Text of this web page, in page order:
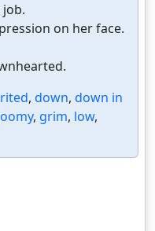
on her face.
, down, down in
, grim, low,